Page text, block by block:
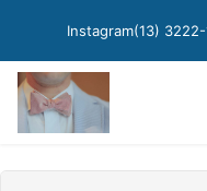
Instagram(13) 3222-